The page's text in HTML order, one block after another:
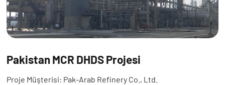
Pakistan MCR DHDS Projesi
Proje Müşterisi: Pak-Arab Refinery Co., Ltd.